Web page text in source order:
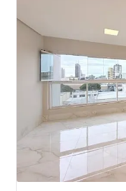
Sacada com